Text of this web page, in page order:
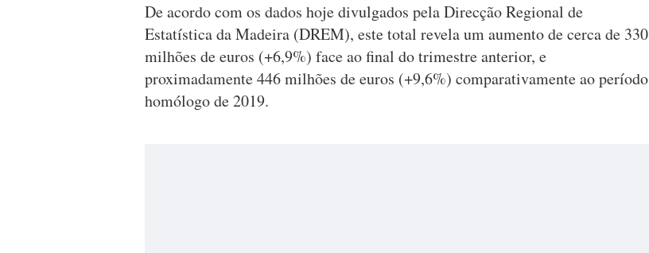
De acordo com os dados hoje divulgados pela Direcção Regional de
Estatística da Madeira (DREM), este total revela um aumento de cerca de 330
milhões de euros (+6,9%) face ao final do trimestre anterior, e
proximadamente 446 milhões de euros (+9,6%) comparativamente ao período
homólogo de 2019.